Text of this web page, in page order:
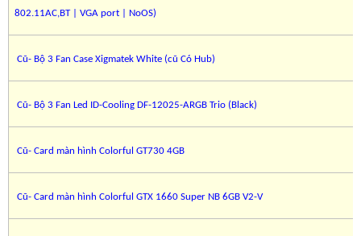
802.11AC,BT | VGA port | NoOS)
Cũ- Bộ 3 Fan Case Xigmatek White (cũ Có Hub)
Cũ- Bộ 3 Fan Led ID-Cooling DF-12025-ARGB Trio (Black)
Cũ- Card màn hình Colorful GT730 4GB
Cũ- Card màn hình Colorful GTX 1660 Super NB 6GB V2-V